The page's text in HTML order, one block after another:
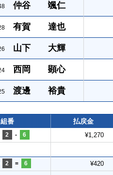
仲谷 颯仁
有賀 達也
山下 大輝
西岡 顕心
渡邊 裕貴
組番 払戻金
2 - 6 ¥1,270
2 = 6 ¥420